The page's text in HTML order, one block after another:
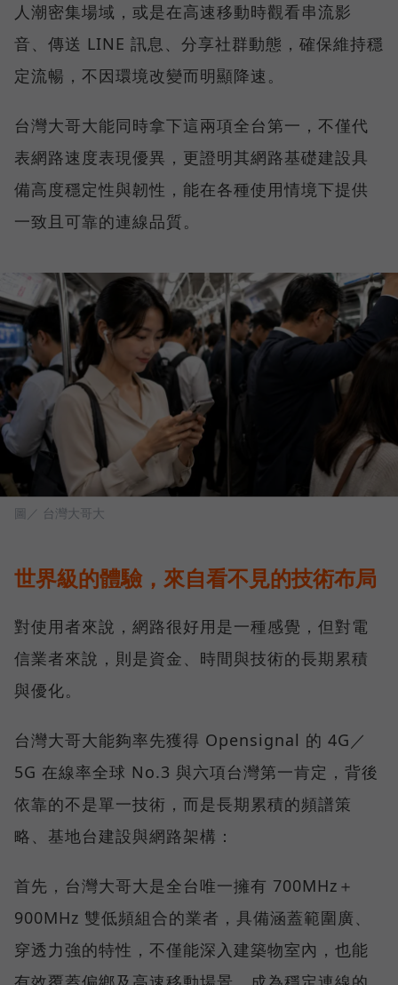
人潮密集場域，或是在高速移動時觀看串流影
音、傳送 LINE 訊息、分享社群動態，確保維持穩
定流暢，不因環境改變而明顯降速。
台灣大哥大能同時拿下這兩項全台第一，不僅代
表網路速度表現優異，更證明其網路基礎建設具
備高度穩定性與韌性，能在各種使用情境下提供
一致且可靠的連線品質。
圖／ 台灣大哥大
世界級的體驗，來自看不見的技術布局
對使用者來說，網路很好用是一種感覺，但對電
信業者來說，則是資金、時間與技術的長期累積
與優化。
台灣大哥大能夠率先獲得 Opensignal 的 4G／
5G 在線率全球 No.3 與六項台灣第一肯定，背後
依靠的不是單一技術，而是長期累積的頻譜策
略、基地台建設與網路架構：
首先，台灣大哥大是全台唯一擁有 700MHz＋
900MHz 雙低頻組合的業者，具備涵蓋範圍廣、
穿透力強的特性，不僅能深入建築物室內，也能